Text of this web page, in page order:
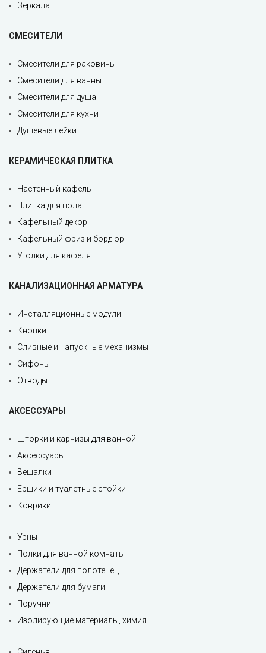
Зеркала
СМЕСИТЕЛИ
Смесители для раковины
Смесители для ванны
Смесители для душа
Смесители для кухни
Душевые лейки
КЕРАМИЧЕСКАЯ ПЛИТКА
Настенный кафель
Плитка для пола
Кафельный декор
Кафельный фриз и бордюр
Уголки для кафеля
КАНАЛИЗАЦИОННАЯ АРМАТУРА
Инсталляционные модули
Кнопки
Сливные и напускные механизмы
Сифоны
Отводы
АКСЕССУАРЫ
Шторки и карнизы для ванной
Аксессуары
Вешалки
Ершики и туалетные стойки
Коврики
Урны
Полки для ванной комнаты
Держатели для полотенец
Держатели для бумаги
Поручни
Изолирующие материалы, химия